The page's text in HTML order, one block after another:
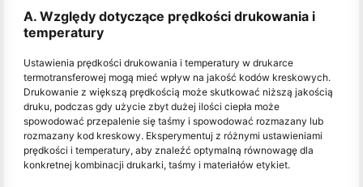
A. Względy dotyczące prędkości drukowania i
temperatury
Ustawienia prędkości drukowania i temperatury w drukarce
termotransferowej mogą mieć wpływ na jakość kodów kreskowych.
Drukowanie z większą prędkością może skutkować niższą jakością
druku, podczas gdy użycie zbyt dużej ilości ciepła może
spowodować przepalenie się taśmy i spowodować rozmazany lub
rozmazany kod kreskowy. Eksperymentuj z różnymi ustawieniami
prędkości i temperatury, aby znaleźć optymalną równowagę dla
konkretnej kombinacji drukarki, taśmy i materiałów etykiet.